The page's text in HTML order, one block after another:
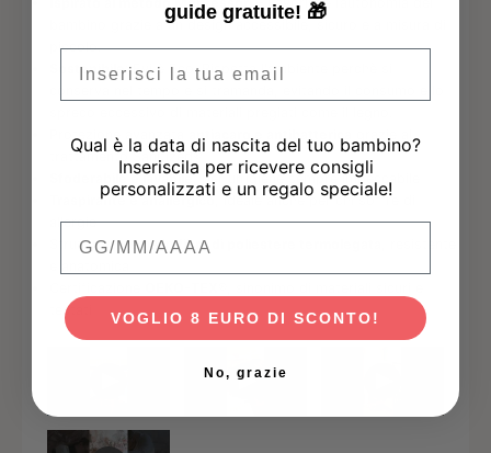
bambino grazie a un design accessibile, sicuro e a misura di
piccolo.
Sostenibile: Evi è Eco. Rispetta l'ambiente perchè si
Protezione avanzata
antiacaro e antibatterica
grazie al
trattamento Sanitized®
Sfoderabile e lavabile, per un’igiene sempre impeccabile
Traspirante e anallergico, ideale anche per chi soffre di
allergie
Struttura interna infibra di poliestere termolegata
testati
guide gratuite! 🎁
Qual è la data di nascita del tuo bambino?
Inseriscila per ricevere consigli
personalizzati e un regalo speciale!
VOGLIO 8 EURO DI SCONTO!
No, grazie